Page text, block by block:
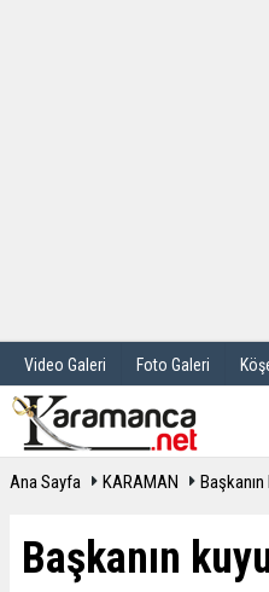
Video Galeri Foto Galeri
Ana Sayfa KARAMAN Başkanın
Başkanın